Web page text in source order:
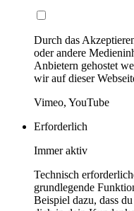
Durch das
oder andere
Anbietern gehostet
wir auf dieser
Vimeo, YouTube
Erforderlich
Immer aktiv
Technisch
grundlegende
Beispiel dazu, dass